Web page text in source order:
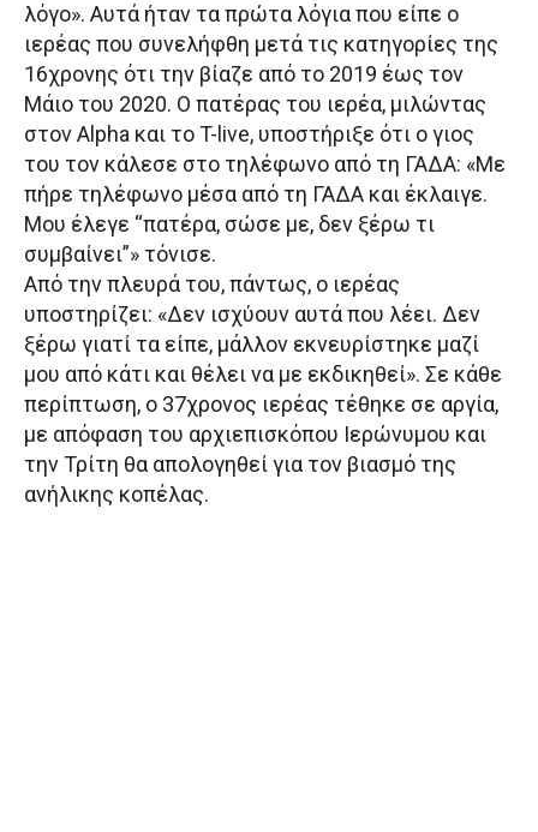
λόγο». Αυτά ήταν τα πρώτα λόγια που είπε ο
ιερέας που συνελήφθη μετά τις κατηγορίες της
16χρονης ότι την βίαζε από το 2019 έως τον
Μάιο του 2020. Ο πατέρας του ιερέα, μιλώντας
στον Alpha και το T-live, υποστήριξε ότι ο γιος
του τον κάλεσε στο τηλέφωνο από τη ΓΑΔΑ: «Με
πήρε τηλέφωνο μέσα από τη ΓΑΔΑ και έκλαιγε.
Μου έλεγε “πατέρα, σώσε με, δεν ξέρω τι
συμβαίνει”» τόνισε.
Από την πλευρά του, πάντως, ο ιερέας
υποστηρίζει: «Δεν ισχύουν αυτά που λέει. Δεν
ξέρω γιατί τα είπε, μάλλον εκνευρίστηκε μαζί
μου από κάτι και θέλει να με εκδικηθεί». Σε κάθε
περίπτωση, ο 37χρονος ιερέας τέθηκε σε αργία,
με απόφαση του αρχιεπισκόπου Ιερώνυμου και
την Τρίτη θα απολογηθεί για τον βιασμό της
ανήλικης κοπέλας.